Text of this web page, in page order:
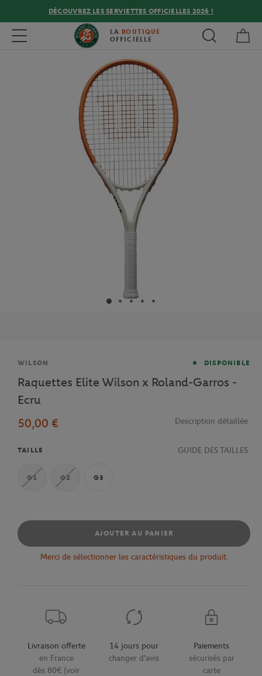
DÉCOUVREZ LES SERVIETTES OFFICIELLES 2026 !
Toggle navigation LA BOUTIQUE
OFFICIELLE
Marque
WILSON DISPONIBLE
Raquettes Elite Wilson x Roland-Garros -
Ecru
50,00 €
Description détaillée
TAILLE GUIDE DES TAILLES
G1 G2 G3
AJOUTER AU PANIER
Merci de sélectionner les caractéristiques du produit.
Livraison offerte
en France
dès 80€ (voir
14 jours pour
changer d'avis
Paiements
sécurisés par
carte